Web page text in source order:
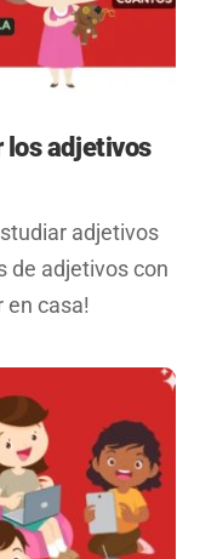
los adjetivos
adjetivos
de adjetivos con
en casa!